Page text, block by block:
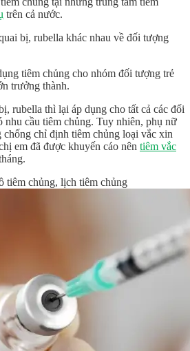
trên cả nước.
bị, rubella khác nhau về đối tượng
tiêm chủng cho nhóm đối tượng trẻ
trưởng thành.
rubella thì lại áp dụng cho tất cả các đối
nhu cầu tiêm chủng. Tuy nhiên, phụ nữ
chỉ định tiêm chủng loại vắc xin
em đã được khuyến cáo nên tiêm vắc
tiêm chủng, lịch tiêm chủng